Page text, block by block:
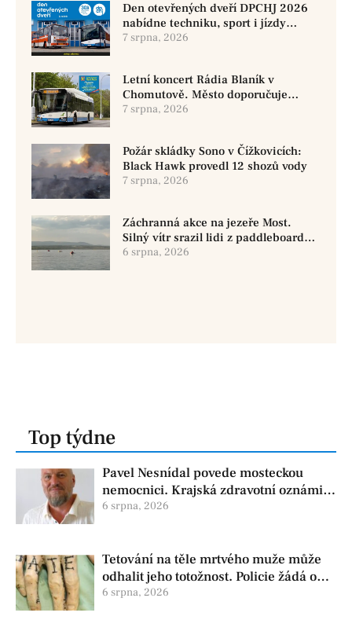
Den otevřených dveří DPCHJ 2026
nabídne techniku, sport i jízdy
historickými vozy
7 srpna, 2026
Letní koncert Rádia Blaník v
Chomutově. Město doporučuje
využít MHD
7 srpna, 2026
Požár skládky Sono v Čížkovicích:
Black Hawk provedl 12 shozů vody
7 srpna, 2026
Záchranná akce na jezeře Most.
Silný vítr srazil lidi z paddleboardů,
dvě osoby se pohřešují
6 srpna, 2026
Top týdne
Pavel Nesnídal povede mosteckou
nemocnici. Krajská zdravotní oznámila
změnu ve vedení
6 srpna, 2026
Tetování na těle mrtvého muže může
odhalit jeho totožnost. Policie žádá o
pomoc
6 srpna, 2026